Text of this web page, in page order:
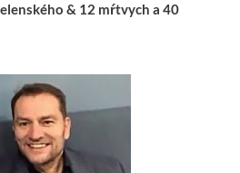
& 12 mŕtvych a 40